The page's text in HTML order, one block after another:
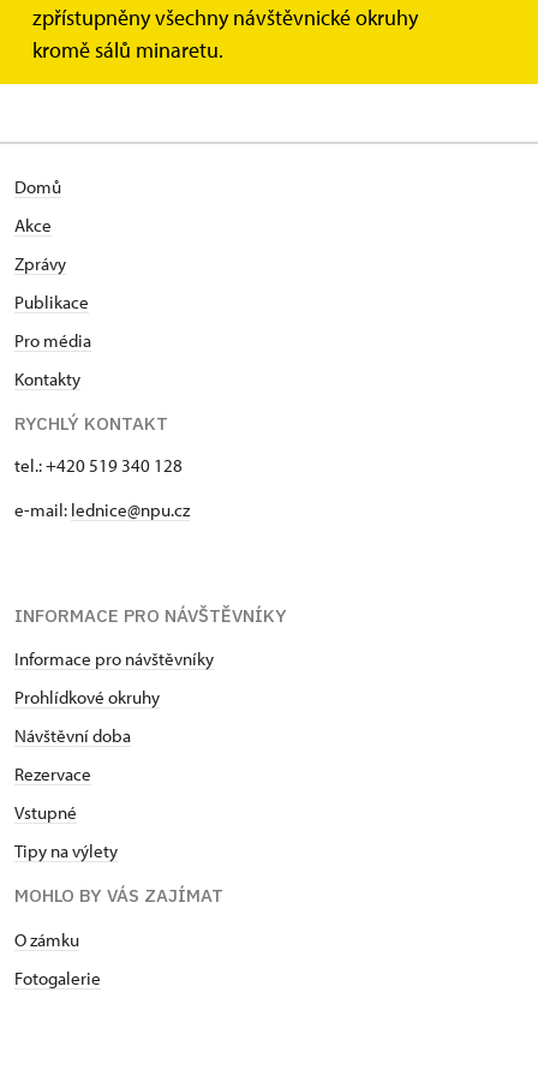
zpřístupněny všechny návštěvnické okruhy
kromě sálů minaretu.
nejpozději 24 hodin předem.
Domů
Akce
Zprávy
Publikace
Pro média
Kontakty
RYCHLÝ KONTAKT
tel.: +420 519 340 128
e-mail: lednice@npu.cz
INFORMACE PRO NÁVŠTĚVNÍKY
Informace pro návštěvníky
Prohlídkové okruhy
Návštěvní doba
Rezervace
Vstupné
Tipy na výlety
MOHLO BY VÁS ZAJÍMAT
O zámku
Fotogalerie